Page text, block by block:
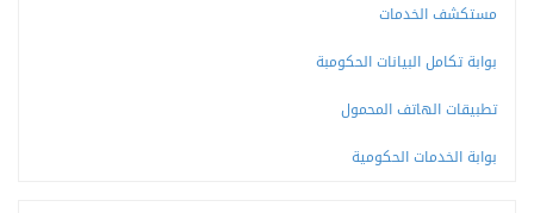
مستكشف الخدمات
بوابة تكامل البيانات الحكومبة
تطبيقات الهاتف المحمول
بوابة الخدمات الحكومية